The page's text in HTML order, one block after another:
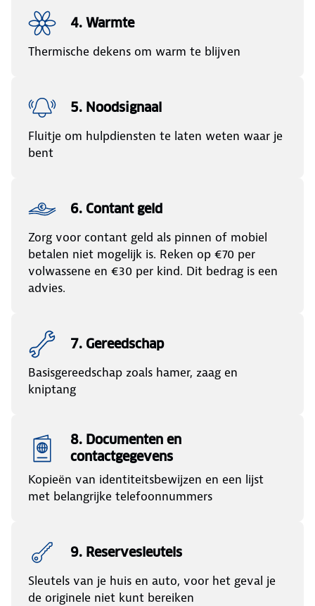
4. Warmte
Thermische dekens om warm te blijven
5. Noodsignaal
Fluitje om hulpdiensten te laten weten waar je
bent
6. Contant geld
Zorg voor contant geld als pinnen of mobiel
betalen niet mogelijk is. Reken op €70 per
volwassene en €30 per kind. Dit bedrag is een
advies.
7. Gereedschap
Basisgereedschap zoals hamer, zaag en
kniptang
8. Documenten en
contactgegevens
Kopieën van identiteitsbewijzen en een lijst
met belangrijke telefoonnummers
9. Reservesleutels
Sleutels van je huis en auto, voor het geval je
de originele niet kunt bereiken